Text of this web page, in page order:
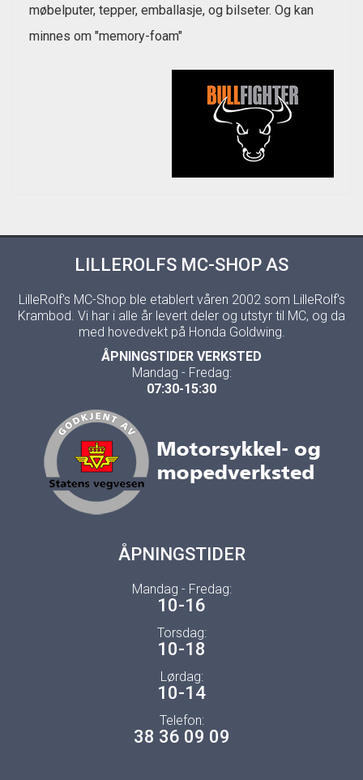
møbelputer, tepper, emballasje, og bilseter. Og kan
minnes om "memory-foam"
LILLEROLFS MC-SHOP AS
LilleRolf's MC-Shop ble etablert våren 2002 som LilleRolf's
Krambod. Vi har i alle år levert deler og utstyr til MC, og da
med hovedvekt på Honda Goldwing.
ÅPNINGSTIDER VERKSTED
Mandag - Fredag:
07:30-15:30
ÅPNINGSTIDER
Mandag - Fredag:
10-16
Torsdag:
10-18
Lørdag:
10-14
Telefon:
38 36 09 09